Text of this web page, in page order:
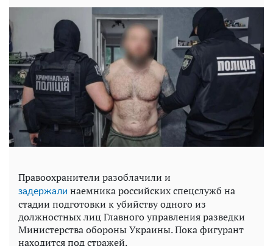
Правоохранители разоблачили и
задержали наемника российских спецслужб на
стадии подготовки к убийству одного из
должностных лиц Главного управления разведки
Министерства обороны Украины. Пока фигурант
находится под стражей.